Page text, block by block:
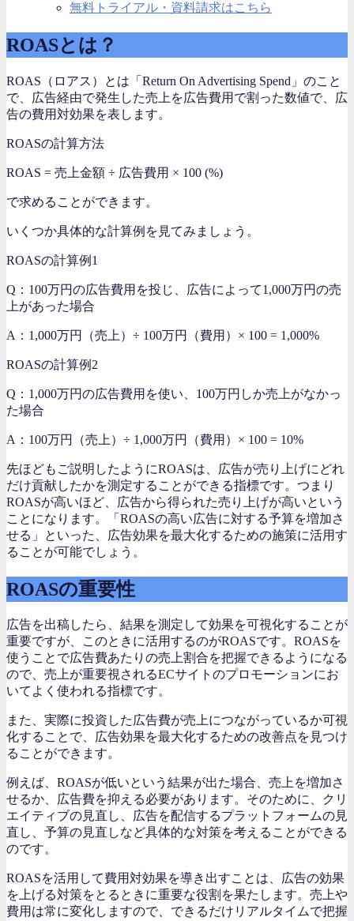
無料トライアル・資料請求はこちら
ROASとは？
ROAS（ロアス）とは「Return On Advertising Spend」のこと
で、広告経由で発生した売上を広告費用で割った数値で、
広
告の費用対効果を表します。
ROASの計算方法
ROAS = 売上金額 ÷ 広告費用 × 100 (%)
で求めることができます。
いくつか具体的な計算例を見てみましょう。
ROASの計算例1
Q：100万円の広告費用を投じ、広告によって1,000万円の売
上があった場合
A：1,000万円（売上）÷ 100万円（費用）× 100 = 1,000%
ROASの計算例2
Q：1,000万円の広告費用を使い、100万円しか売上がなかっ
た場合
A：100万円（売上）÷ 1,000万円（費用）× 100 = 10%
先ほどもご説明したようにROASは、広告が売り上げにどれ
だけ貢献したかを測定することができる指標です。つまり
ROASが高いほど、広告から得られた売り上げが高いという
ことになります。「ROASの高い広告に対する予算を増加さ
せる」といった、広告効果を最大化するための施策に活用す
ることが可能でしょう。
ROASの重要性
広告を出稿したら、結果を測定して効果を可視化することが
重要ですが、このときに活用するのがROASです。ROASを
使うことで広告費あたりの売上割合を把握できるようになる
ので、売上が重要視されるECサイトのプロモーションにお
いてよく使われる指標です。
また、実際に投資した広告費が売上につながっているか可視
化することで、広告効果を最大化するための改善点を見つけ
ることができます。
例えば、ROASが低いという結果が出た場合、売上を増加さ
せるか、広告費を抑える必要があります。そのために、クリ
エイティブの見直し、広告を配信するプラットフォームの見
直し、予算の見直しなど具体的な対策を考えることができる
のです。
ROASを活用して費用対効果を導き出すことは、広告の効果
を上げる対策をとるときに重要な役割を果たします。売上や
費用は常に変化しますので、できるだけリアルタイムで把握